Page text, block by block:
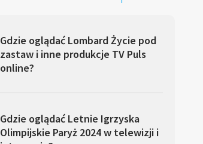
Gdzie oglądać Lombard Życie pod
zastaw i inne produkcje TV Puls
online?
Gdzie oglądać Letnie Igrzyska
Olimpijskie Paryż 2024 w telewizji i